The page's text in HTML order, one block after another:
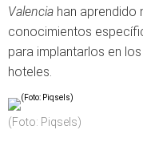
Valencia han aprendido
conocimientos
para implantarlos en
hoteles.
(Foto: Piqsels)